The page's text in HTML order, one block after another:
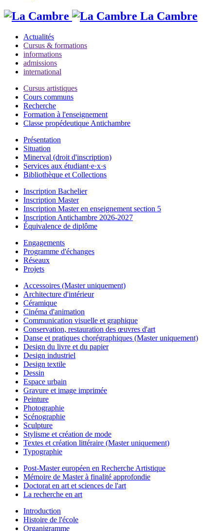
La Cambre
Actualités
Cursus & formations
informations
admissions
international
Cursus artistiques
Cours communs
Recherche
Formation à l'enseignement
Classe propédeutique Antichambre
Présentation
Situation
Minerval (droit d'inscription)
Services aux étudiant·e·x·s
Bibliothèque et Collections
Inscription Bachelier
Inscription Master
Inscription Master en enseignement section 5
Inscription Antichambre 2026-2027
Équivalence de diplôme
Engagements
Programme d'échanges
Réseaux
Projets
Accessoires (Master uniquement)
Architecture d'intérieur
Céramique
Cinéma d'animation
Communication visuelle et graphique
Conservation, restauration des œuvres d'art
Danse et pratiques chorégraphiques (Master uniquement)
Design du livre et du papier
Design industriel
Design textile
Dessin
Espace urbain
Gravure et image imprimée
Peinture
Photographie
Scénographie
Sculpture
Stylisme et création de mode
Textes et création littéraire (Master uniquement)
Typographie
Post-Master européen en Recherche Artistique
Mémoire de Master à finalité approfondie
Doctorat en art et sciences de l'art
La recherche en art
Introduction
Histoire de l'école
Organigramme